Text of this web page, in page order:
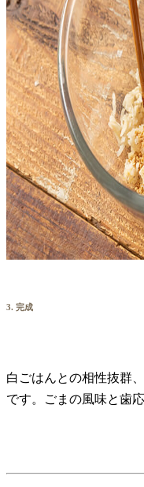
3. 完成
白ごはんとの相性抜群
です。ごまの風味と歯